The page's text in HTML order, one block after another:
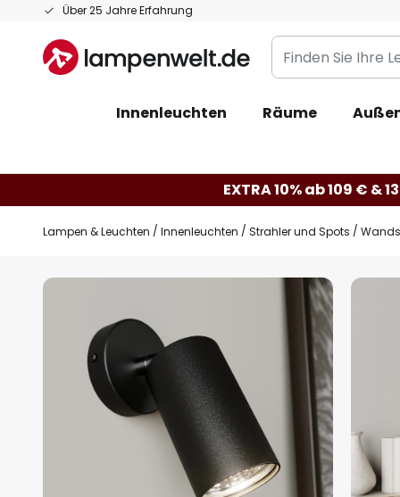
Über 25 Jahre Erfahrung
Zum
springen
Finden
Sie
Leuchte...
Innenleuchten Räume
EXTRA 10% ab 109 € &
Lampen & Leuchten Innenleuchten Strahler und Spots
Zum
Bildgalerie
springen